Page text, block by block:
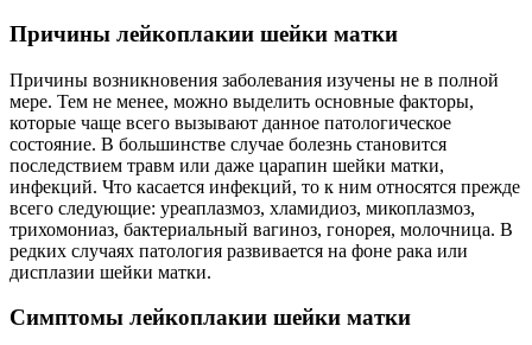
Причины лейкоплакии шейки матки
Причины возникновения заболевания изучены не в полной
мере. Тем не менее, можно выделить основные факторы,
которые чаще всего вызывают данное патологическое
состояние. В большинстве случае болезнь становится
последствием травм или даже царапин шейки матки,
инфекций. Что касается инфекций, то к ним относятся прежде
всего следующие: уреаплазмоз, хламидиоз, микоплазмоз,
трихомониаз, бактериальный вагиноз, гонорея, молочница. В
редких случаях патология развивается на фоне рака или
дисплазии шейки матки.
Симптомы лейкоплакии шейки матки